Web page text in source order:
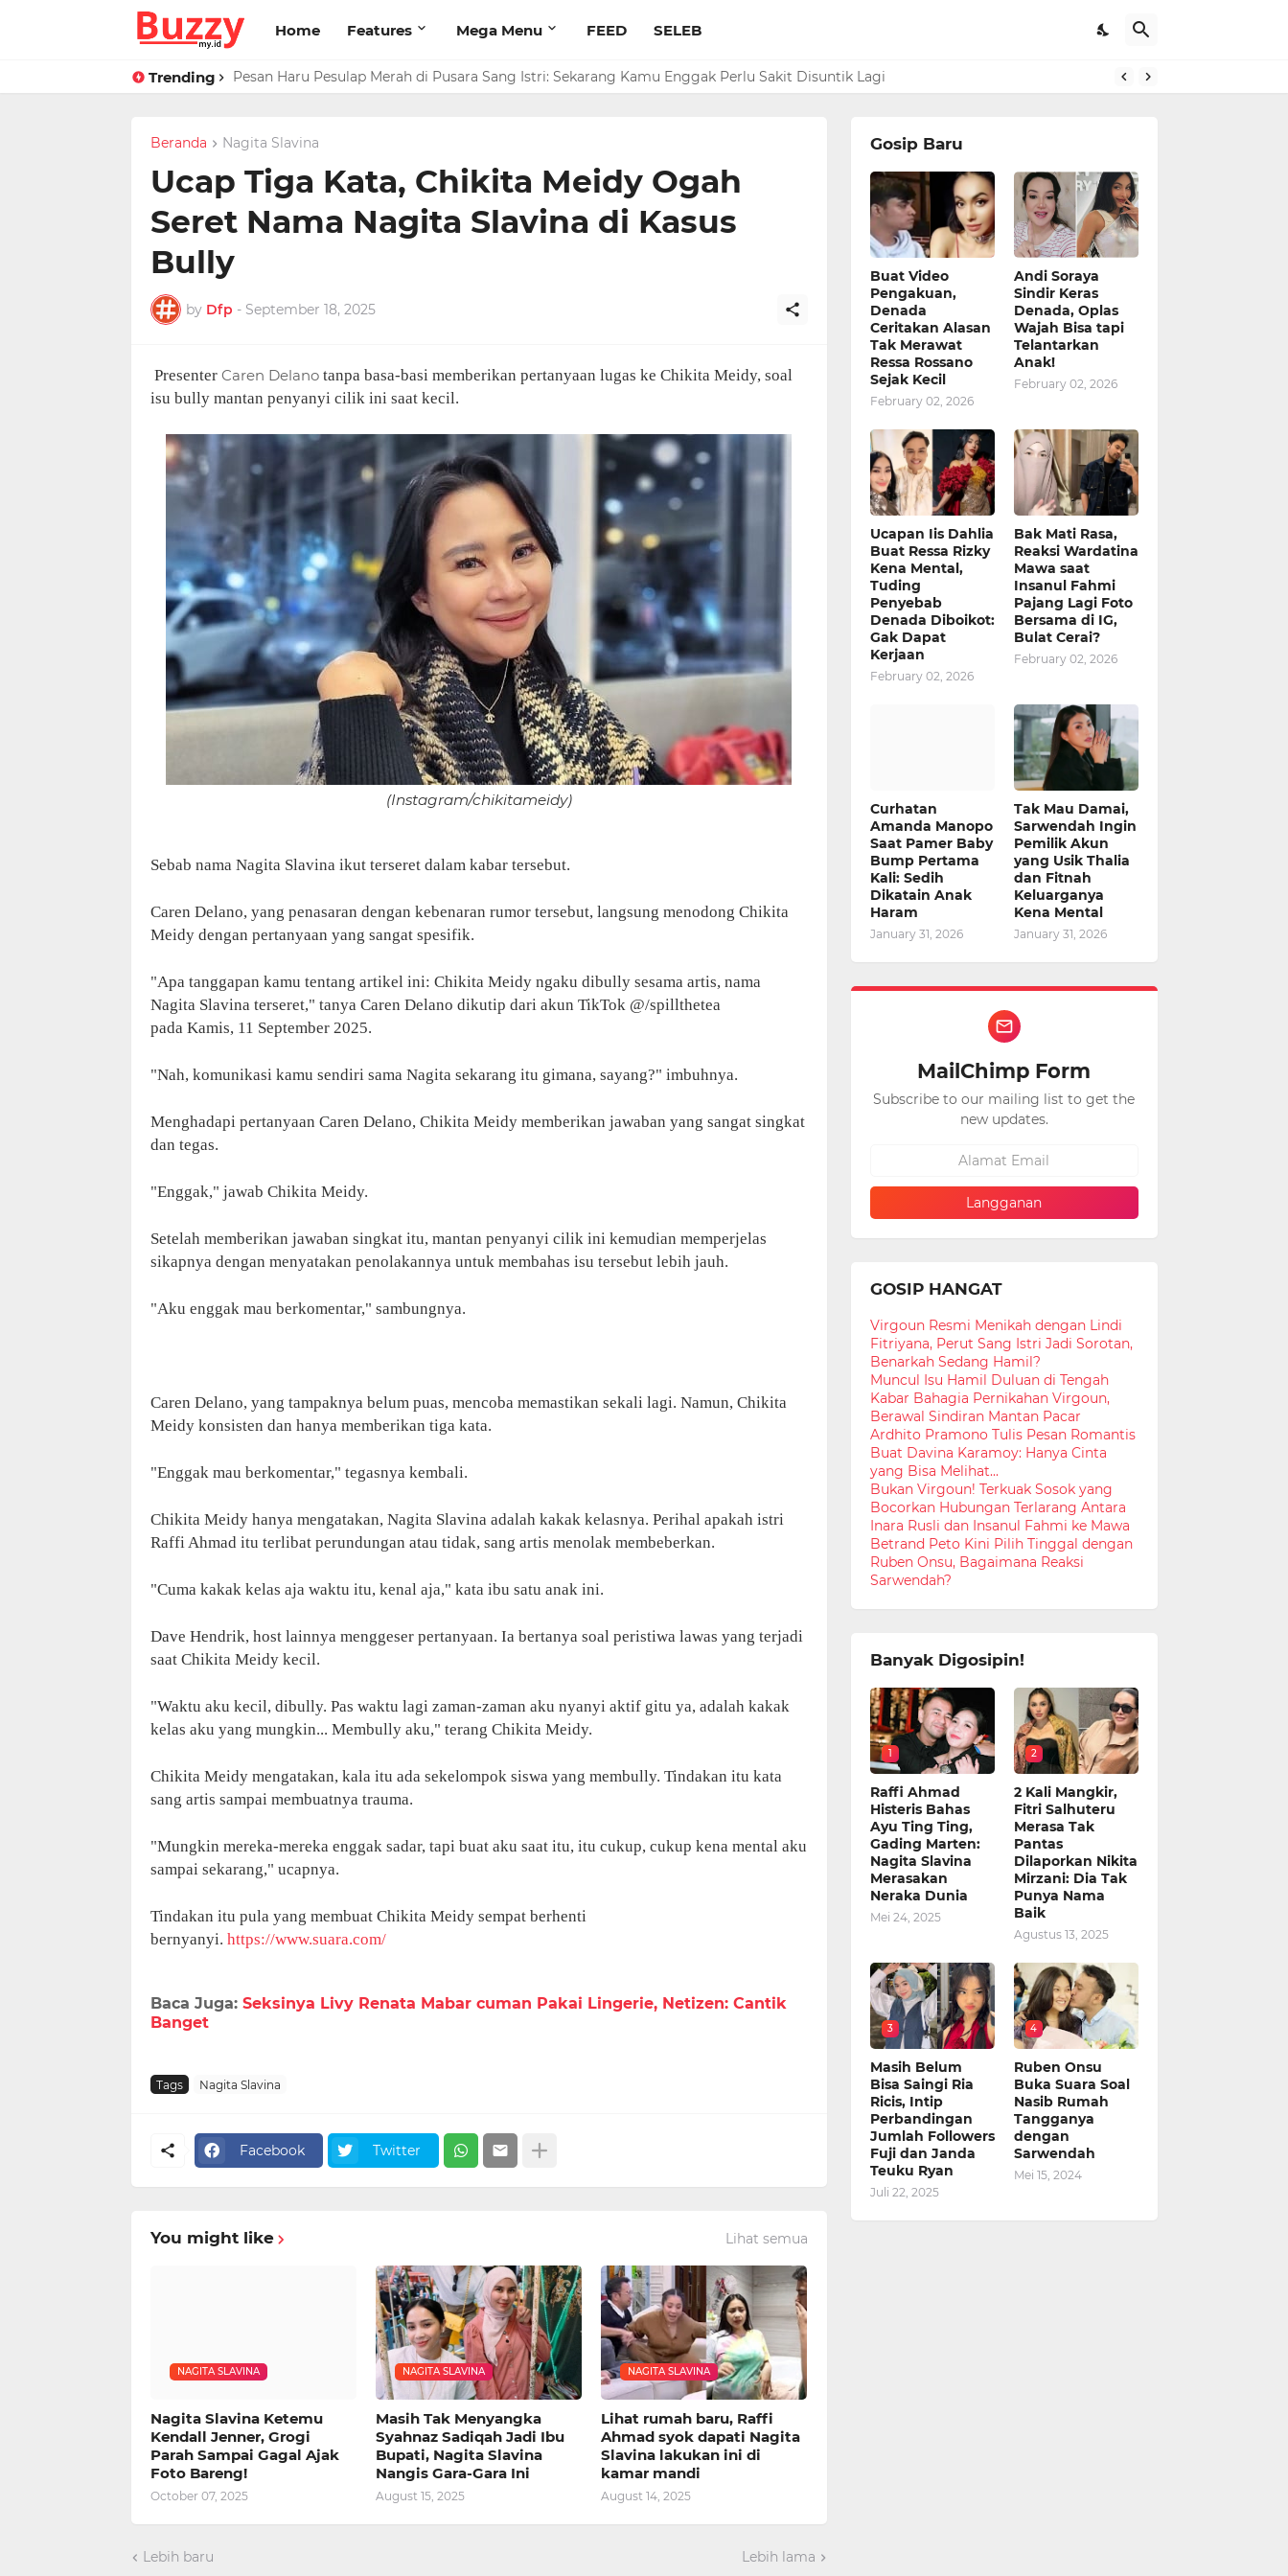
Home Features Mega Menu FEED SELEB
Trending Pesan Haru Pesulap Merah di Pusara Sang Istri: Sekarang Kamu Enggak Perlu Sakit Disuntik Lagi
Beranda Nagita Slavina
Ucap Tiga Kata, Chikita Meidy Ogah
Seret Nama Nagita Slavina di Kasus
Bully
by Dfp - September 18, 2025
Presenter Caren Delano tanpa basa-basi memberikan pertanyaan lugas ke Chikita Meidy, soal
isu bully mantan penyanyi cilik ini saat kecil.
(Instagram/chikitameidy)
Sebab nama Nagita Slavina ikut terseret dalam kabar tersebut.
Caren Delano, yang penasaran dengan kebenaran rumor tersebut, langsung menodong Chikita
Meidy dengan pertanyaan yang sangat spesifik.
"Apa tanggapan kamu tentang artikel ini: Chikita Meidy ngaku dibully sesama artis, nama
Nagita Slavina terseret," tanya Caren Delano dikutip dari akun TikTok @/spillthetea
pada Kamis, 11 September 2025.
"Nah, komunikasi kamu sendiri sama Nagita sekarang itu gimana, sayang?" imbuhnya.
Menghadapi pertanyaan Caren Delano, Chikita Meidy memberikan jawaban yang sangat singkat
dan tegas.
"Enggak," jawab Chikita Meidy.
Setelah memberikan jawaban singkat itu, mantan penyanyi cilik ini kemudian memperjelas
sikapnya dengan menyatakan penolakannya untuk membahas isu tersebut lebih jauh.
"Aku enggak mau berkomentar," sambungnya.
Caren Delano, yang tampaknya belum puas, mencoba memastikan sekali lagi. Namun, Chikita
Meidy konsisten dan hanya memberikan tiga kata.
"Enggak mau berkomentar," tegasnya kembali.
Chikita Meidy hanya mengatakan, Nagita Slavina adalah kakak kelasnya. Perihal apakah istri
Raffi Ahmad itu terlibat perundungan atau tidak, sang artis menolak membeberkan.
"Cuma kakak kelas aja waktu itu, kenal aja," kata ibu satu anak ini.
Dave Hendrik, host lainnya menggeser pertanyaan. Ia bertanya soal peristiwa lawas yang terjadi
saat Chikita Meidy kecil.
"Waktu aku kecil, dibully. Pas waktu lagi zaman-zaman aku nyanyi aktif gitu ya, adalah kakak
kelas aku yang mungkin... Membully aku," terang Chikita Meidy.
Chikita Meidy mengatakan, kala itu ada sekelompok siswa yang membully. Tindakan itu kata
sang artis sampai membuatnya trauma.
"Mungkin mereka-mereka enggak sadar, tapi buat aku saat itu, itu cukup, cukup kena mental aku
sampai sekarang," ucapnya.
Tindakan itu pula yang membuat Chikita Meidy sempat berhenti
bernyanyi. https://www.suara.com/
Baca Juga: Seksinya Livy Renata Mabar cuman Pakai Lingerie, Netizen: Cantik
Banget
Tags Nagita Slavina
Facebook Twitter
You might like Lihat semua
NAGITA SLAVINA
Nagita Slavina Ketemu
Kendall Jenner, Grogi
Parah Sampai Gagal Ajak
Foto Bareng!
October 07, 2025
NAGITA SLAVINA
Masih Tak Menyangka
Syahnaz Sadiqah Jadi Ibu
Bupati, Nagita Slavina
Nangis Gara-Gara Ini
August 15, 2025
NAGITA SLAVINA
Lihat rumah baru, Raffi
Ahmad syok dapati Nagita
Slavina lakukan ini di
kamar mandi
August 14, 2025
Lebih baru Lebih lama
Gosip Baru
Buat Video
Pengakuan,
Denada
Ceritakan Alasan
Tak Merawat
Ressa Rossano
Sejak Kecil
February 02, 2026
Andi Soraya
Sindir Keras
Denada, Oplas
Wajah Bisa tapi
Telantarkan
Anak!
February 02, 2026
Ucapan Iis Dahlia
Buat Ressa Rizky
Kena Mental,
Tuding
Penyebab
Denada Diboikot:
Gak Dapat
Kerjaan
February 02, 2026
Bak Mati Rasa,
Reaksi Wardatina
Mawa saat
Insanul Fahmi
Pajang Lagi Foto
Bersama di IG,
Bulat Cerai?
February 02, 2026
Curhatan
Amanda Manopo
Saat Pamer Baby
Bump Pertama
Kali: Sedih
Dikatain Anak
Haram
January 31, 2026
Tak Mau Damai,
Sarwendah Ingin
Pemilik Akun
yang Usik Thalia
dan Fitnah
Keluarganya
Kena Mental
January 31, 2026
MailChimp Form
Subscribe to our mailing list to get the
new updates.
GOSIP HANGAT
Virgoun Resmi Menikah dengan Lindi
Fitriyana, Perut Sang Istri Jadi Sorotan,
Benarkah Sedang Hamil?
Muncul Isu Hamil Duluan di Tengah
Kabar Bahagia Pernikahan Virgoun,
Berawal Sindiran Mantan Pacar
Ardhito Pramono Tulis Pesan Romantis
Buat Davina Karamoy: Hanya Cinta
yang Bisa Melihat...
Bukan Virgoun! Terkuak Sosok yang
Bocorkan Hubungan Terlarang Antara
Inara Rusli dan Insanul Fahmi ke Mawa
Betrand Peto Kini Pilih Tinggal dengan
Ruben Onsu, Bagaimana Reaksi
Sarwendah?
Banyak Digosipin!
1
Raffi Ahmad
Histeris Bahas
Ayu Ting Ting,
Gading Marten:
Nagita Slavina
Merasakan
Neraka Dunia
Mei 24, 2025
2
2 Kali Mangkir,
Fitri Salhuteru
Merasa Tak
Pantas
Dilaporkan Nikita
Mirzani: Dia Tak
Punya Nama
Baik
Agustus 13, 2025
3
Masih Belum
Bisa Saingi Ria
Ricis, Intip
Perbandingan
Jumlah Followers
Fuji dan Janda
Teuku Ryan
Juli 22, 2025
4
Ruben Onsu
Buka Suara Soal
Nasib Rumah
Tangganya
dengan
Sarwendah
Mei 15, 2024